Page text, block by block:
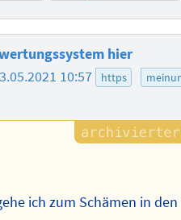
hier
10:57 https
ich zum Schämen in